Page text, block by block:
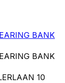
BANK
BANK
10